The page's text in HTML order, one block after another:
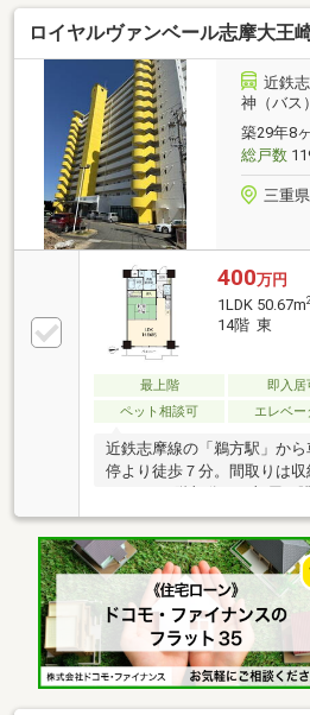
は季節を楽しみながらの散
ロイヤルヴァンベール志摩大王
近鉄
神（バス
築29年8
総戸数
三重
400万円
1LDK 50.67m2
14階 東
最上階 即入居
ペット相談可
エレベー
近鉄志摩線の「鵜方駅」か
停より徒歩７分。間取りは収
夕陽も綺麗です。(天候によ
り）BS設置済、インターネ
面積】アルコーブ面積：
毎月請求